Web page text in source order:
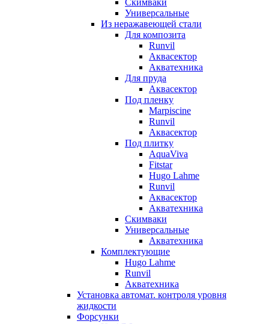
Универсальные
Из неражавеющей стали
Для композита
Runvil
Аквасектор
Акватехника
Для пруда
Аквасектор
Под пленку
Marpiscine
Runvil
Аквасектор
Под плитку
AquaViva
Fitstar
Hugo Lahme
Runvil
Аквасектор
Акватехника
Скимваки
Универсальные
Акватехника
Комплектующие
Hugo Lahme
Runvil
Акватехника
Установка автомат. контроля уровня
жидкости
Форсунки